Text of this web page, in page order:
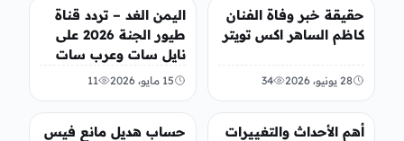
الفن
حقيقة خبر وفاة الفنان
كاظم الساهر اكس تويتر
28 يونيو، 2026 34
تريندات
اليمن الغد – تردد قناة
طيور الجنة 2026 على
نايل سات وعرب سات
15 مايو، 2026 11
منوعات
أهم الأحداث والتغييرات
حساب هديل مانع فيس